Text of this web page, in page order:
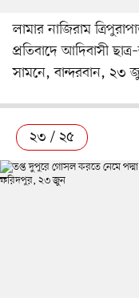
লামার নাজিরাম
প্রতিবাদে আদিবাসী
সামনে, বান্দরবান, ২৩
২৩ / ২৫